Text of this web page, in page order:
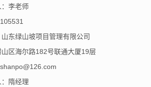
李老师
东绿山坡项目管理有限公司
区海尔路182号联通大厦19层
隋经理